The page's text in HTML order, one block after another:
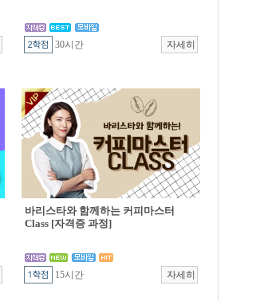
30시간
바리스타와 함께하는 커피마스터
Class [자격증 과정]
15시간